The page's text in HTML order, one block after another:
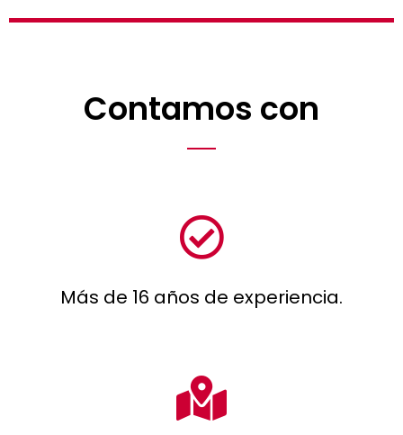
Contamos con
Más de 16 años de experiencia.